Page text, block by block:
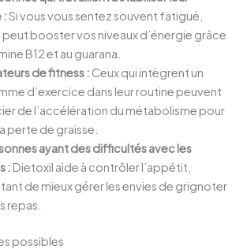
:Si vous vous sentez souvent fatigué,
booster vos niveaux d’énergie grâce
B12 et au guarana.
de fitness : Ceux qui intègrent un
d’exercice dans leur routine peuvent
de l’accélération du métabolisme pour
perte de graisse.
ayant des difficultés avec les
: Dietoxil aide à contrôler l’appétit,
de mieux gérer les envies de grignoter
repas.
possibles